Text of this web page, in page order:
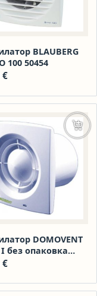
BLAUBERG
100 50454
€
DOMOVENT
I без опаковка
€